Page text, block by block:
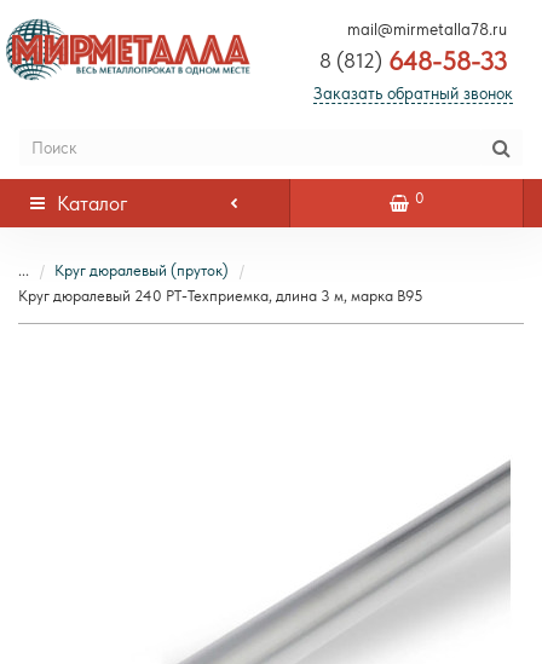
mail@mirmetalla78.ru
8 (812) 648-58-33
Заказать обратный звонок
Каталог 0
...
Круг дюралевый (пруток)
Круг дюралевый 240 РТ-Техприемка, длина 3 м, марка В95